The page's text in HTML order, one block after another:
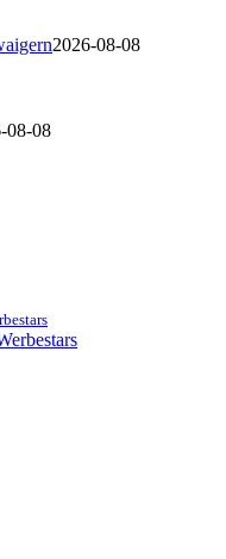
2026-08-08
08-08